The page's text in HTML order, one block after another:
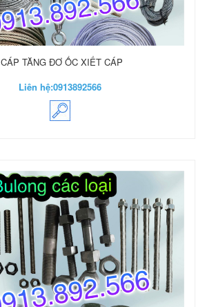
CÁP TĂNG ĐƠ ỐC XIẾT CÁP
Liên hệ:0913892566